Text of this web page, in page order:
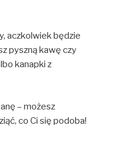
aczkolwiek będzie
pyszną kawę czy
kanapki z
– możesz
co Ci się podoba!